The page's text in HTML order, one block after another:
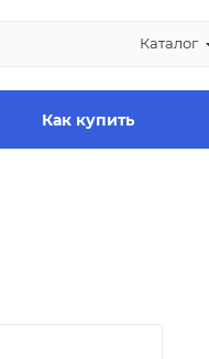
Каталог
Как купить